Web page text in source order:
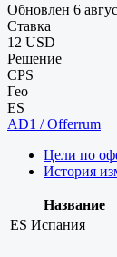
Обновлен 6
Ставка
12 USD
Решение
CPS
Гео
ES
AD1 / Offerrum
Цели по
История
Название
ES Испания